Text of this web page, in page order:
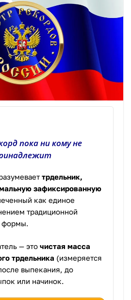
пока ни кому не
трдельник,
зафиксированную
как единое
традиционной
формы.
— это чистая масса
трдельника (измеряется
выпекания, до
или начинок.